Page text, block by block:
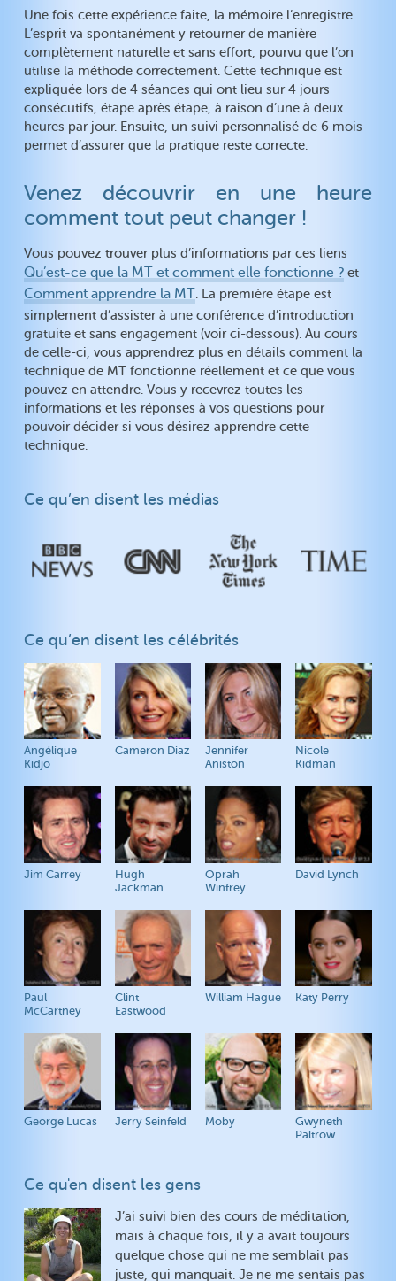
Une fois cette expérience faite, la mémoire l’enregistre.
L’esprit va spontanément y retourner de manière
complètement naturelle et sans effort, pourvu que l’on
utilise la méthode correctement. Cette technique est
expliquée lors de 4 séances qui ont lieu sur 4 jours
consécutifs, étape après étape, à raison d’une à deux
heures par jour. Ensuite, un suivi personnalisé de 6 mois
permet d’assurer que la pratique reste correcte.
Venez découvrir en une heure
comment tout peut changer !
Vous pouvez trouver plus d’informations par ces liens
Qu’est-ce que la MT et comment elle fonctionne ? et
Comment apprendre la MT . La première étape est
simplement d’assister à une conférence d’introduction
gratuite et sans engagement (voir ci-dessous). Au cours
de celle-ci, vous apprendrez plus en détails comment la
technique de MT fonctionne réellement et ce que vous
pouvez en attendre. Vous y recevrez toutes les
informations et les réponses à vos questions pour
pouvoir décider si vous désirez apprendre cette
technique.
Ce qu’en disent les médias
Ce qu’en disent les célébrités
Angélique
Kidjo
Cameron Diaz
Jennifer
Aniston
Nicole
Kidman
Jim Carrey
Hugh
Jackman
Oprah
Winfrey
David Lynch
Paul
McCartney
Clint
Eastwood
William Hague Katy Perry
George Lucas Jerry Seinfeld Moby
Gwyneth
Paltrow
Ce qu'en disent les gens
J’ai suivi bien des cours de méditation,
mais à chaque fois, il y a avait toujours
quelque chose qui ne me semblait pas
juste, qui manquait. Je ne me sentais pas